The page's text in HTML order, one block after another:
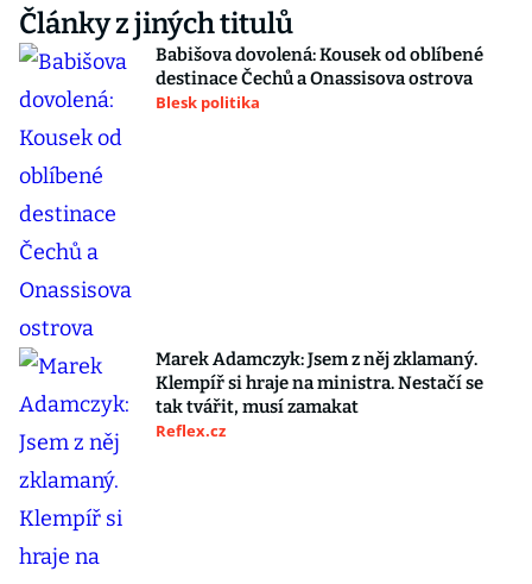
Články z jiných titulů
Babišova dovolená: Kousek od oblíbené
destinace Čechů a Onassisova ostrova
Blesk politika
Marek Adamczyk: Jsem z něj zklamaný.
Klempíř si hraje na ministra. Nestačí se
tak tvářit, musí zamakat
Reflex.cz